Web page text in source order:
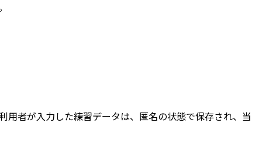
用者が入力した練習データは、匿名の状態で保存され、当